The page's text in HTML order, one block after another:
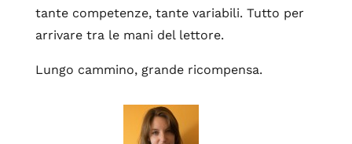
tante competenze, tante variabili. Tutto per
arrivare tra le mani del lettore.
Lungo cammino, grande ricompensa.